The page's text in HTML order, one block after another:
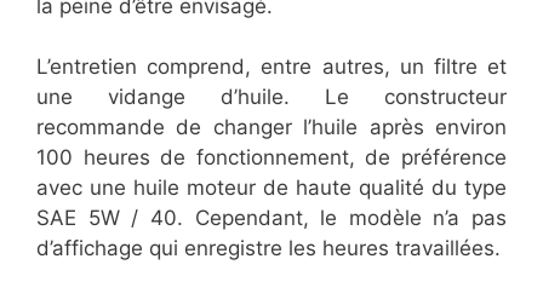
la peine d’être envisagé.
L’entretien comprend, entre autres, un filtre et
une vidange d’huile. Le constructeur
recommande de changer l’huile après environ
100 heures de fonctionnement, de préférence
avec une huile moteur de haute qualité du type
SAE 5W / 40. Cependant, le modèle n’a pas
d’affichage qui enregistre les heures travaillées.